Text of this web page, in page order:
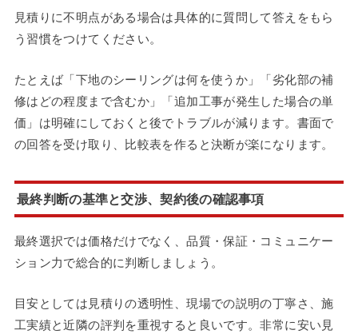
見積りに不明点がある場合は具体的に質問して答えをもら
う習慣をつけてください。
たとえば「下地のシーリングは何を使うか」「劣化部の補
修はどの程度まで含むか」「追加工事が発生した場合の単
価」は明確にしておくと後でトラブルが減ります。書面で
の回答を受け取り、比較表を作ると決断が楽になります。
最終判断の基準と交渉、契約後の確認事項
最終選択では価格だけでなく、品質・保証・コミュニケー
ション力で総合的に判断しましょう。
目安としては見積りの透明性、現場での説明の丁寧さ、施
工実績と近隣の評判を重視すると良いです。非常に安い見